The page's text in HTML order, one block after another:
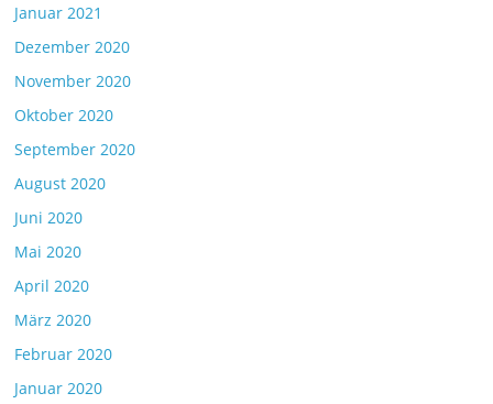
Januar 2021
Dezember 2020
November 2020
Oktober 2020
September 2020
August 2020
Juni 2020
Mai 2020
April 2020
März 2020
Februar 2020
Januar 2020